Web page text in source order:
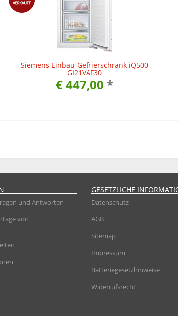
Siemens Einbau-Gefrierschrank iQ500
GI21VAF30
€ 447,00 *
und Antworten
von
GESETZLICHE
Datenschutz
AGB
Sitemap
Impressum
Batteriegesetzhinweise
Widerrufsrecht